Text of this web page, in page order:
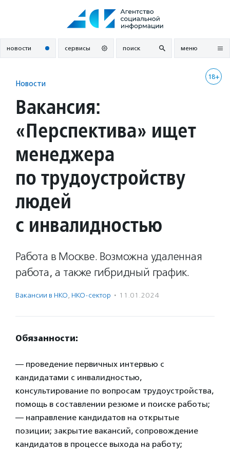
новости сервисы поиск меню
18+
Новости
Вакансия:
«Перспектива» ищет
менеджера
по трудоустройству
людей
с инвалидностью
Работа в Москве. Возможна удаленная
работа, а также гибридный график.
Вакансии в НКО, НКО-сектор · 11.01.2024
Обязанности:
— проведение первичных интервью с
кандидатами с инвалидностью,
консультирование по вопросам трудоустройства,
помощь в составлении резюме и поиске работы;
— направление кандидатов на открытые
позиции; закрытие вакансий, сопровождение
кандидатов в процессе выхода на работу;